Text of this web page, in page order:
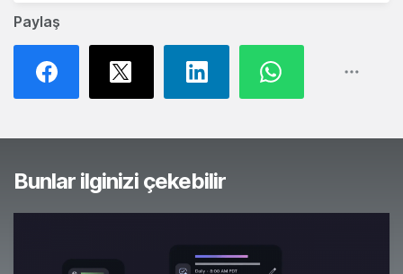
Paylaş
Bunlar ilginizi çekebilir